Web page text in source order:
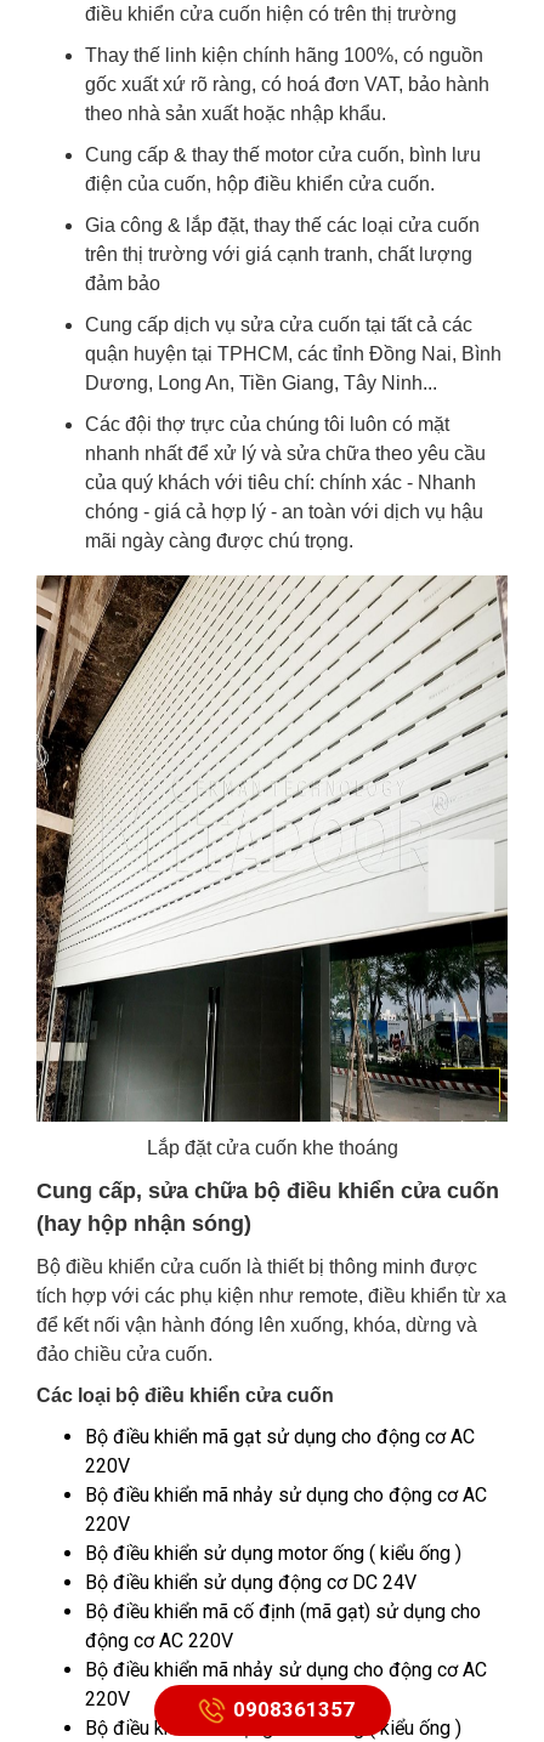
điều khiển cửa cuốn hiện có trên thị trường
Thay thế linh kiện chính hãng 100%, có nguồn
gốc xuất xứ rõ ràng, có hoá đơn VAT, bảo hành
theo nhà sản xuất hoặc nhập khẩu.
Cung cấp & thay thế motor cửa cuốn, bình lưu
điện của cuốn, hộp điều khiển cửa cuốn.
Gia công & lắp đặt, thay thế các loại cửa cuốn
trên thị trường với giá cạnh tranh, chất lượng
đảm bảo
Cung cấp dịch vụ sửa cửa cuốn tại tất cả các
quận huyện tại TPHCM, các tỉnh Đồng Nai, Bình
Dương, Long An, Tiền Giang, Tây Ninh...
Các đội thợ trực của chúng tôi luôn có mặt
nhanh nhất để xử lý và sửa chữa theo yêu cầu
của quý khách với tiêu chí: chính xác - Nhanh
chóng - giá cả hợp lý - an toàn với dịch vụ hậu
mãi ngày càng được chú trọng.
Lắp đặt cửa cuốn khe thoáng
Cung cấp, sửa chữa bộ điều khiển cửa cuốn
(hay hộp nhận sóng)
Bộ điều khiển cửa cuốn là thiết bị thông minh được
tích hợp với các phụ kiện như remote, điều khiển từ xa
để kết nối vận hành đóng lên xuống, khóa, dừng và
đảo chiều cửa cuốn.
Các loại bộ điều khiển cửa cuốn
Bộ điều khiển mã gạt sử dụng cho động cơ AC
220V
Bộ điều khiển mã nhảy sử dụng cho động cơ AC
220V
Bộ điều khiển sử dụng motor ống ( kiểu ống )
Bộ điều khiển sử dụng động cơ DC 24V
Bộ điều khiển mã cố định (mã gạt) sử dụng cho
động cơ AC 220V
Bộ điều khiển mã nhảy sử dụng cho động cơ AC
220V
Bộ điều khiển sử dụng motor ống ( kiểu ống )
0908361357